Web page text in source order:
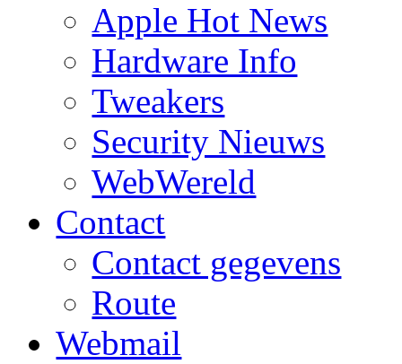
Apple Hot News
Hardware Info
Tweakers
Security Nieuws
WebWereld
Contact
Contact gegevens
Route
Webmail